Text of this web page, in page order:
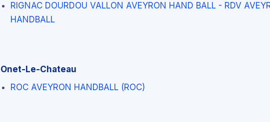
RIGNAC DOURDOU VALLON AVEYRON HAND BALL - RDV
HANDBALL
Onet-Le-Chateau
ROC AVEYRON HANDBALL (ROC)